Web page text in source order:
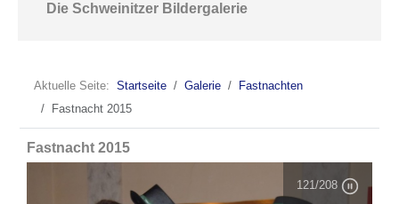
Die Schweinitzer Bildergalerie
Aktuelle Seite: Startseite Galerie
Fastnachten
Fastnacht 2015
Fastnacht 2015
121 /208